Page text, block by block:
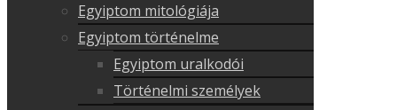
Egyiptom mitológiája
Egyiptom történelme
Egyiptom uralkodói
Történelmi személyek